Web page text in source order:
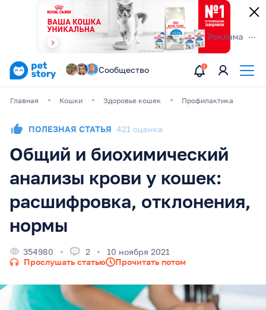
Сообщество
Главная Кошки Здоровье кошек Профилактика
ПОЛЕЗНАЯ СТАТЬЯ 421 оценка
Общий и биохимический
анализы крови у кошек:
расшифровка, отклонения,
нормы
354980 2
10 ноября 2021
Прослушать статью
Прочитать потом